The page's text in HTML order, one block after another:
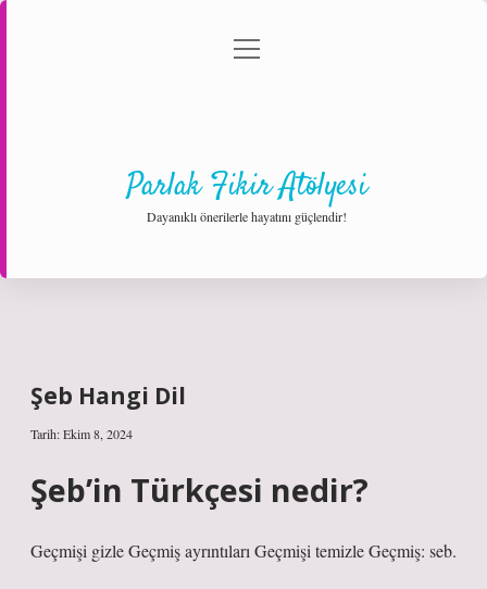
Gizlilik Politikası
menüyü
Parlak Fikir Atölyesi
Dayanıklı önerilerle hayatını güçlendir!
Şeb Hangi Dil
Tarih: Ekim 8, 2024
Şeb’in Türkçesi nedir?
Geçmişi gizle Geçmiş ayrıntıları Geçmişi temizle Geçmiş: seb.